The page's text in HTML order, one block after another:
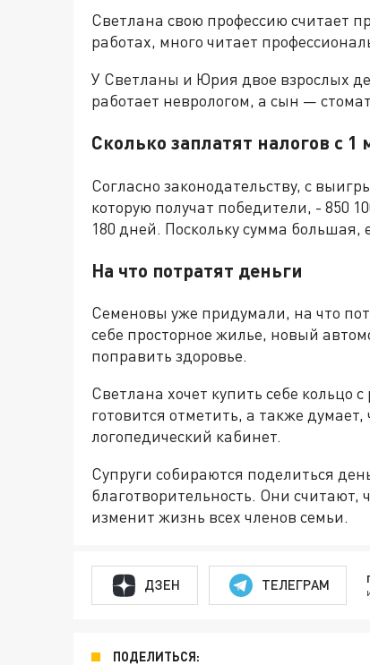
Светлана свою профессию считает
работах, много читает
У Светланы и Юрия двое взрослых
работает неврологом, а сын —
Сколько заплатят налогов с 1
Согласно законодательству, с
которую получат победители, - 850
180 дней. Поскольку сумма большая,
На что потратят деньги
Семеновы уже придумали, на что
себе просторное жилье, новый
поправить здоровье.
Светлана хочет купить себе кольцо
готовится отметить, а также
логопедический кабинет.
Супруги собираются поделиться
благотворительность. Они
изменит жизнь всех членов семьи.
ДЗЕН ТЕЛЕГРАМ
ПОДЕЛИТЬСЯ: